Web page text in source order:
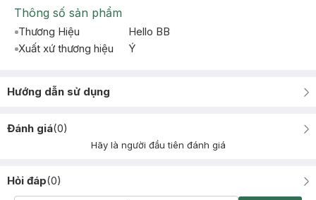
Thông số sản phẩm
Thương Hiệu
Hello BB
Xuất xứ thương hiệu
Ý
Hướng dẫn sử dụng
Đánh giá(0)
Hãy là người đầu tiên đánh giá
Hỏi đáp(0)